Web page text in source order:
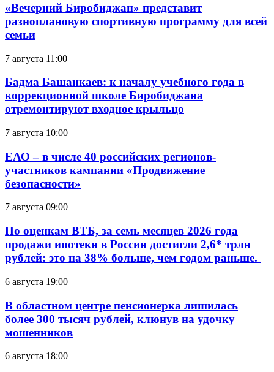
«Вечерний Биробиджан» представит
разноплановую спортивную программу для всей
семьи
7 августа 11:00
Бадма Башанкаев: к началу учебного года в
коррекционной школе Биробиджана
отремонтируют входное крыльцо
7 августа 10:00
ЕАО – в числе 40 российских регионов-
участников кампании «Продвижение
безопасности»
7 августа 09:00
По оценкам ВТБ, за семь месяцев 2026 года
продажи ипотеки в России достигли 2,6* трлн
рублей: это на 38% больше, чем годом раньше.
6 августа 19:00
В областном центре пенсионерка лишилась
более 300 тысяч рублей, клюнув на удочку
мошенников
6 августа 18:00